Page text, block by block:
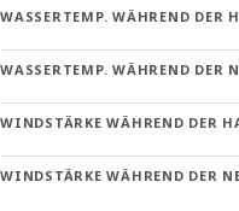
WASSERTEMP. WÄHREND DER
WASSERTEMP. WÄHREND DER
WINDSTÄRKE WÄHREND DER
WINDSTÄRKE WÄHREND DER